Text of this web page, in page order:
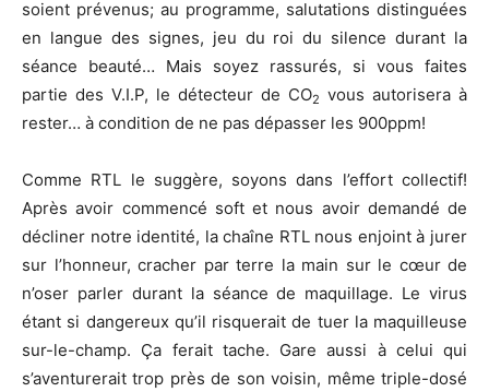
soient prévenus; au programme, salutations distinguées
en langue des signes, jeu du roi du silence durant la
séance beauté… Mais soyez rassurés, si vous faites
partie des V.I.P, le détecteur de CO2 vous autorisera à
rester… à condition de ne pas dépasser les 900ppm!
Comme RTL le suggère, soyons dans l’effort collectif!
Après avoir commencé soft et nous avoir demandé de
décliner notre identité, la chaîne RTL nous enjoint à jurer
sur l’honneur, cracher par terre la main sur le cœur de
n’oser parler durant la séance de maquillage. Le virus
étant si dangereux qu’il risquerait de tuer la maquilleuse
sur-le-champ. Ça ferait tache. Gare aussi à celui qui
s’aventurerait trop près de son voisin, même triple-dosé